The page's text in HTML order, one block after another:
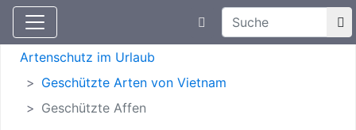
Aktuelle Meldungen
Suchtexteingabe
Artenschutz
Artenschutz im Urlaub
Geschützte Arten von Vietnam
Geschützte Affen